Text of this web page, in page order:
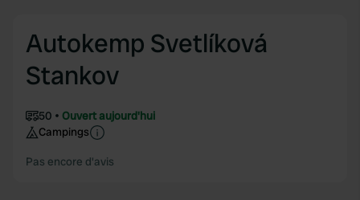
Autokemp Svetlíková
Stankov
50
Ouvert aujourd'hui
Campings
Pas encore d'avis